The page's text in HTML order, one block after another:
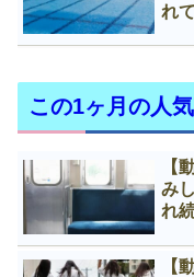
れ
この1ヶ月の人
【
み
れ
【